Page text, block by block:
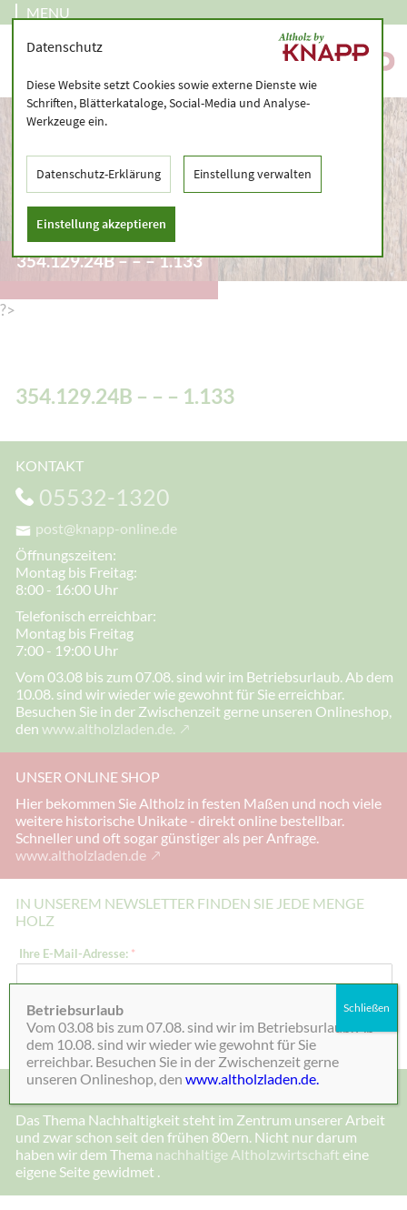
MENU
354.129.24B – – – 1.133
?>
354.129.24B – – – 1.133
KONTAKT
05532-1320
post@knapp-online.de
Öffnungszeiten:
Montag bis Freitag:
8:00 - 16:00 Uhr
Telefonisch erreichbar:
Montag bis Freitag
7:00 - 19:00 Uhr
Vom 03.08 bis zum 07.08. sind wir im Betriebsurlaub. Ab dem
10.08. sind wir wieder wie gewohnt für Sie erreichbar.
Besuchen Sie in der Zwischenzeit gerne unseren Onlineshop,
den www.altholzladen.de.
UNSER ONLINE SHOP
Hier bekommen Sie Altholz in festen Maßen und noch viele
weitere historische Unikate - direkt online bestellbar.
Schneller und oft sogar günstiger als per Anfrage.
www.altholzladen.de
IN UNSEREM NEWSLETTER FINDEN SIE JEDE MENGE
HOLZ
-
a
s
e
I
h
r
Ihre E-Mail-Adresse: *
Absenden
Das Thema Nachhaltigkeit steht im Zentrum unserer Arbeit
und zwar schon seit den frühen 80ern. Nicht nur darum
haben wir dem Thema nachhaltige Altholzwirtschaft eine
eigene Seite gewidmet .
Betriebsurlaub
Vom 03.08 bis zum 07.08. sind wir im Betriebsurlaub. Ab
dem 10.08. sind wir wieder wie gewohnt für Sie
erreichbar. Besuchen Sie in der Zwischenzeit gerne
unseren Onlineshop, denwww.altholzladen.de.
Schließen
Datenschutz
Diese Website setzt Cookies sowie externe Dienste wie
Schriften, Blätterkataloge, Social-Media und Analyse-
Werkzeuge ein.
Datenschutz-Erklärung Einstellung verwalten
Einstellung akzeptieren